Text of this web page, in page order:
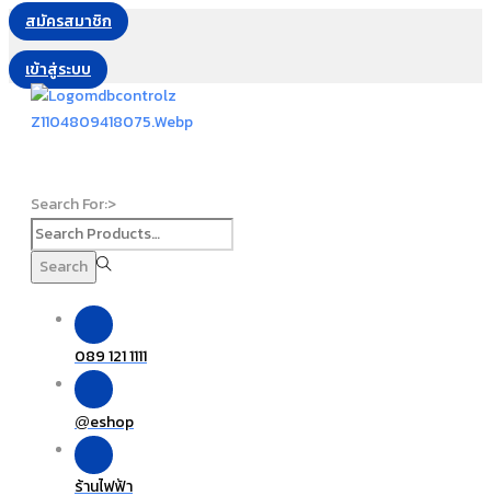
สมัครสมาชิก
เข้าสู่ระบบ
Search For:>
Search
089 121 1111
@eshop
ร้านไฟฟ้า